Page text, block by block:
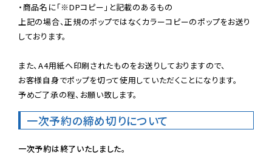
・商品名に「※DPコピー」と記載のあるもの
上記の場合、正規のポップではなくカラーコピーのポップをお送り
しております。
また、A4用紙へ印刷されたものをお送りしておりますので、
お客様自身でポップを切って使用していただくことになります。
予めご了承の程、お願い致します。
一次予約の締め切りについて
一次予約は終了いたしました。